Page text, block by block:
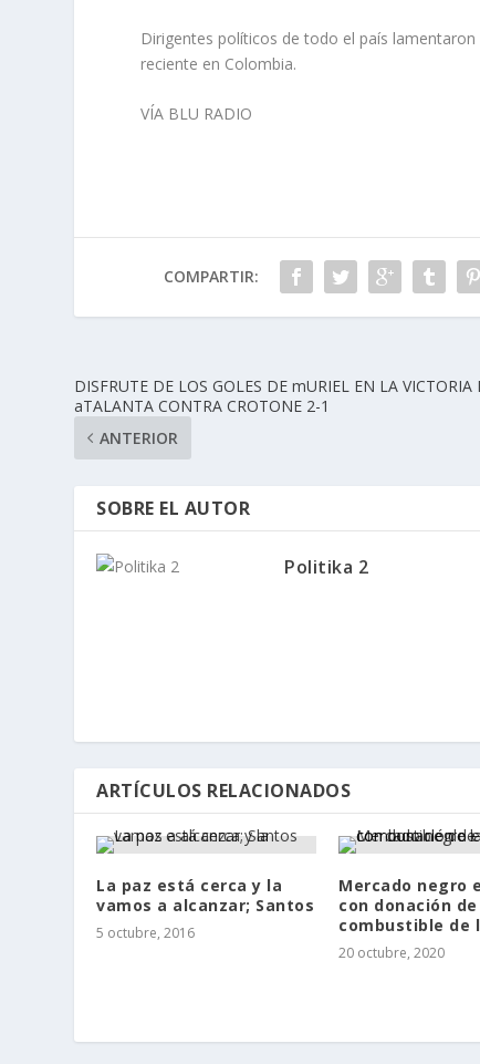
Dirigentes políticos de todo el país
reciente en Colombia.
VÍA BLU RADIO
COMPARTIR:
DISFRUTE DE LOS GOLES DE mURIEL EN LA VICTORIA
aTALANTA CONTRA CROTONE 2-1
ANTERIOR
SOBRE EL AUTOR
Politika 2
ARTÍCULOS RELACIONADOS
La paz está cerca y la
vamos a alcanzar; Santos
5 octubre, 2016
Mercado negro
con donación de
combustible de
20 octubre, 2020